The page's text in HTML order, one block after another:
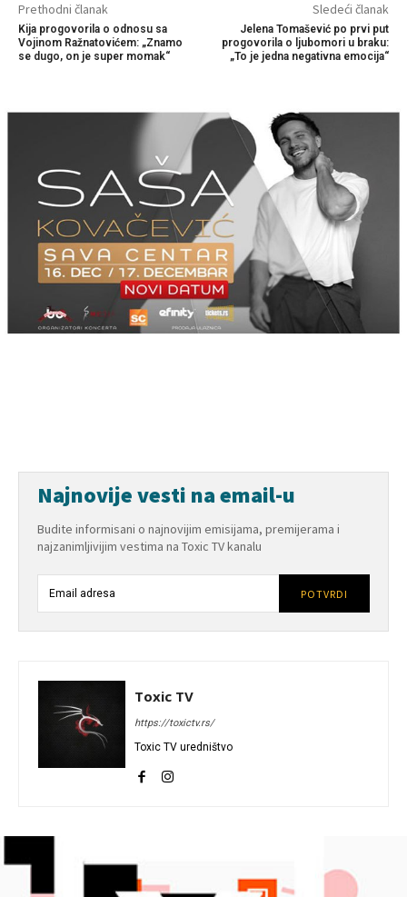
Prethodni članak
Kija progovorila o odnosu sa
Vojinom Ražnatovićem: „Znamo
se dugo, on je super momak“
Sledeći članak
Jelena Tomašević po prvi put
progovorila o ljubomori u braku:
„To je jedna negativna emocija“
Najnovije vesti na email-u
Budite informisani o najnovijim emisijama, premijerama i
najzanimljivijim vestima na Toxic TV kanalu
POTVRDI
Toxic TV
https://toxictv.rs/
Toxic TV uredništvo